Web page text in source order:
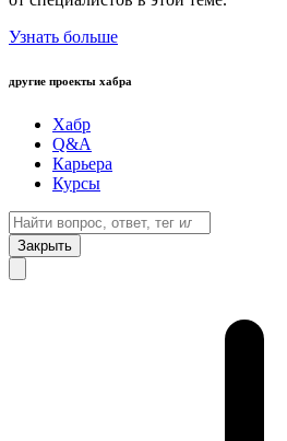
Узнать больше
другие проекты хабра
Хабр
Q&A
Карьера
Курсы
Закрыть